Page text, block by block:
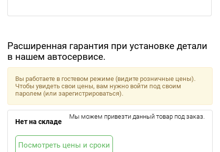
Расширенная гарантия при установке детали
в нашем автосервисе.
Вы работаете в гостевом режиме (видите розничные цены).
Чтобы увидеть свои цены, вам нужно войти под своим
паролем (или зарегистрироваться).
Нет на складе
Мы можем привезти данный товар под заказ.
Посмотреть цены и сроки